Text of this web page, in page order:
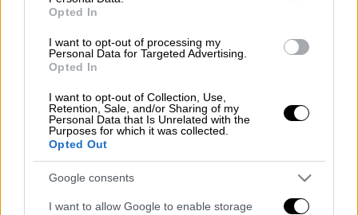
Opted In
I want to opt-out of processing my
Personal Data for Targeted Advertising.
Opted In
I want to opt-out of Collection, Use,
Retention, Sale, and/or Sharing of my
Personal Data that Is Unrelated with the
Purposes for which it was collected.
Opted Out
Google consents
I want to allow Google to enable storage
Σύμφωνα με οδηγό που ακολουθούσε το
επιχείρησε να περάσει τη διασταύρωση,
πιστεύοντας ότι θα τα καταφέρει, αλλά το
νερά.
Στο σημείο έφτασαν άμεσα
αστυνομικοίκαι άντρες τωνΕΜΑΚκαι έχουν
εντοπίσει το όχημα, ωστόσο, είναι δύσκολη
η προσέγγιση σε αυτό.